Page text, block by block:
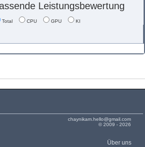
Leistungsbewertung
Total CPU GPU KI
chaynikam.hello@gmail.com
© 2009 - 2026
Über uns